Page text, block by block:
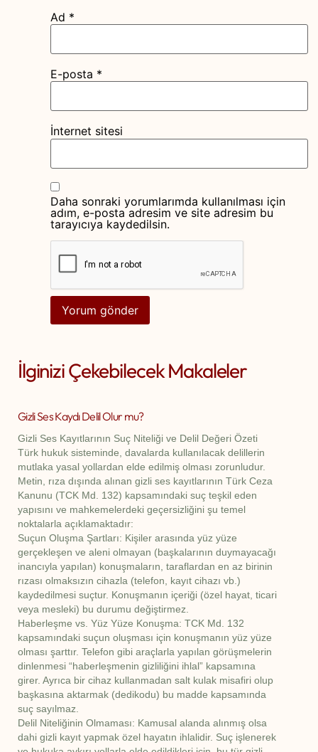
Ad *
E-posta *
İnternet sitesi
Daha sonraki yorumlarımda kullanılması için
adım, e-posta adresim ve site adresim bu
tarayıcıya kaydedilsin.
İlginizi Çekebilecek Makaleler
Gizli Ses Kaydı Delil Olur mu?
Gizli Ses Kayıtlarının Suç Niteliği ve Delil Değeri Özeti
Türk hukuk sisteminde, davalarda kullanılacak delillerin
mutlaka yasal yollardan elde edilmiş olması zorunludur.
Metin, rıza dışında alınan gizli ses kayıtlarının Türk Ceza
Kanunu (TCK Md. 132) kapsamındaki suç teşkil eden
yapısını ve mahkemelerdeki geçersizliğini şu temel
noktalarla açıklamaktadır:
Suçun Oluşma Şartları: Kişiler arasında yüz yüze
gerçekleşen ve aleni olmayan (başkalarının duymayacağı
inancıyla yapılan) konuşmaların, taraflardan en az birinin
rızası olmaksızın cihazla (telefon, kayıt cihazı vb.)
kaydedilmesi suçtur. Konuşmanın içeriği (özel hayat, ticari
veya mesleki) bu durumu değiştirmez.
Haberleşme vs. Yüz Yüze Konuşma: TCK Md. 132
kapsamındaki suçun oluşması için konuşmanın yüz yüze
olması şarttır. Telefon gibi araçlarla yapılan görüşmelerin
dinlenmesi “haberleşmenin gizliliğini ihlal” kapsamına
girer. Ayrıca bir cihaz kullanmadan salt kulak misafiri olup
başkasına aktarmak (dedikodu) bu madde kapsamında
suç sayılmaz.
Delil Niteliğinin Olmaması: Kamusal alanda alınmış olsa
dahi gizli kayıt yapmak özel hayatın ihlalidir. Suç işlenerek